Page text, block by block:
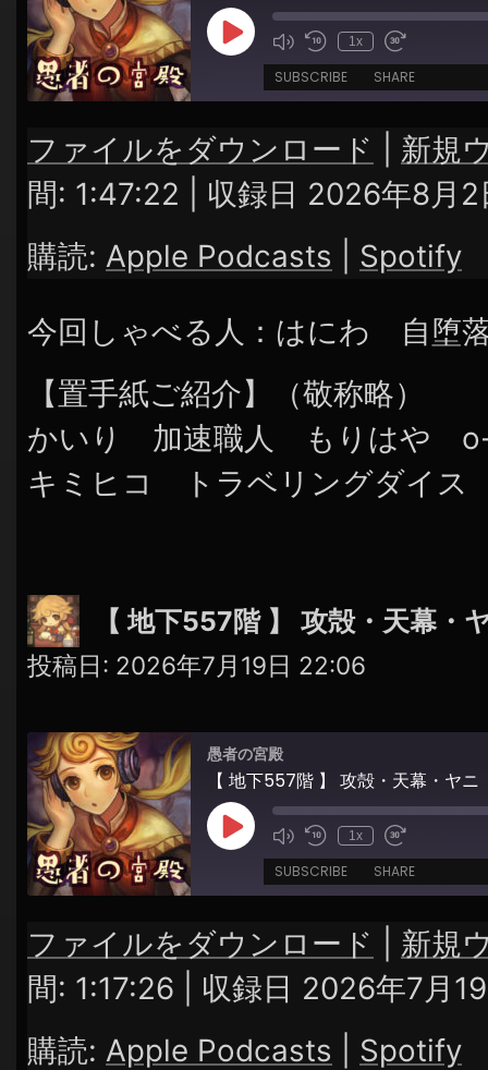
Play
Episode
1x
SUBSCRIBE SHARE
Apple Podcasts Spotify
RSS FEED
SHARE
LINK
EMBED
ファイルをダウンロード
新規
間: 1:47:22
収録日 2026年8月2
購読: Apple Podcasts Spotify
今回しゃべる人：はにわ 自堕
【置手紙ご紹介】（敬称略）
かいり 加速職人 もりはや
キミヒコ トラベリングダイ
【 地下557階 】 攻殻・天幕・
投稿日: 2026年7月19日 22:06
愚者の宮殿
【 地下557階 】 攻殻・天幕・ヤニ
Play
Episode
1x
SUBSCRIBE SHARE
Apple Podcasts Spotify
RSS FEED
SHARE
LINK
EMBED
ファイルをダウンロード
新規
間: 1:17:26
収録日 2026年7月
購読: Apple Podcasts Spotify